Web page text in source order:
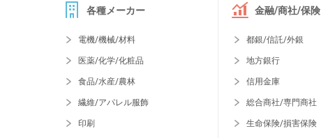
各種メーカー
電機/機械/材料
医薬/化学/化粧品
食品/水産/農林
繊維/アパレル服飾
印刷
金融/商社/保険
都銀/信託/外銀
地方銀行
信用金庫
総合商社/専門商社
生命保険/損害保険